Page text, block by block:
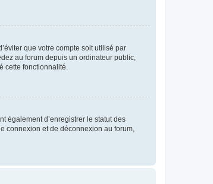
que votre compte soit utilisé par
au forum depuis un ordinateur public,
cette fonctionnalité.
également d’enregistrer le statut des
connexion et de déconnexion au forum,